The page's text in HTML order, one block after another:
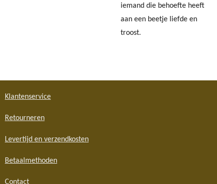
iemand die behoefte heeft
aan een beetje liefde en
troost.
Klantenservice
Retourneren
Levertijd en verzendkosten
Betaalmethoden
Contact